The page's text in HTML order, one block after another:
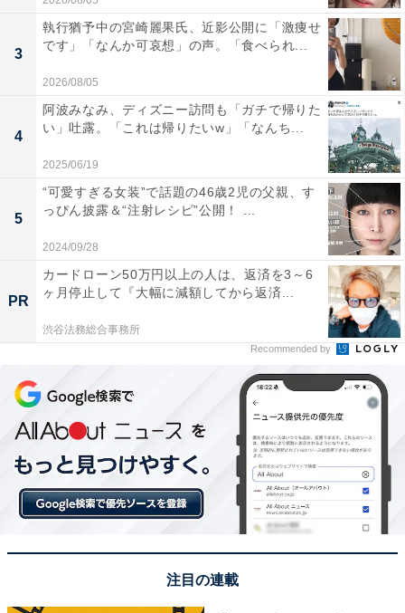
3
執行猶予中の宮崎麗果氏、近影公開に「激痩せ
です」「なんか可哀想」の声。「食べられ...
2026/08/05
4
阿波みなみ、ディズニー訪問も「ガチで帰りた
い」吐露。「これは帰りたいw」「なんち...
2025/06/19
5
“可愛すぎる女装”で話題の46歳2児の父親、す
っぴん披露＆“注射レシピ”公開！ ...
2024/09/28
PR
カードローン50万円以上の人は、返済を3～6
ヶ月停止して『大幅に減額してから返済...
渋谷法務総合事務所
Recommended by
注目の連載